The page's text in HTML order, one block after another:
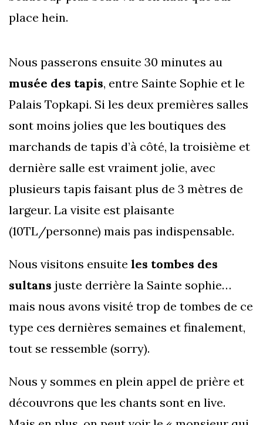
place hein.
Nous passerons ensuite 30 minutes au
musée des tapis, entre Sainte Sophie et le
Palais Topkapi. Si les deux premières salles
sont moins jolies que les boutiques des
marchands de tapis d’à côté, la troisième et
dernière salle est vraiment jolie, avec
plusieurs tapis faisant plus de 3 mètres de
largeur. La visite est plaisante
(10TL/personne) mais pas indispensable.
Nous visitons ensuite les tombes des
sultans juste derrière la Sainte sophie…
mais nous avons visité trop de tombes de ce
type ces dernières semaines et finalement,
tout se ressemble (sorry).
Nous y sommes en plein appel de prière et
découvrons que les chants sont en live.